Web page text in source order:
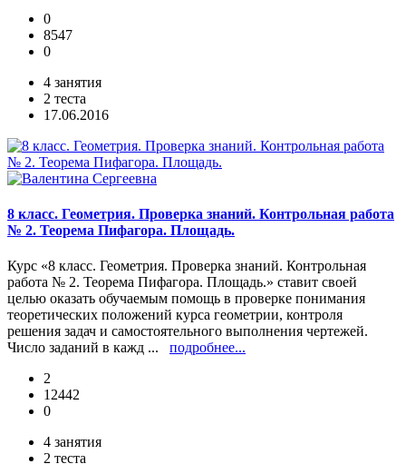
0
8547
0
4 занятия
2 теста
17.06.2016
8 класс. Геометрия. Проверка знаний. Контрольная работа
№ 2. Теорема Пифагора. Площадь.
Курс «8 класс. Геометрия. Проверка знаний. Контрольная
работа № 2. Теорема Пифагора. Площадь.» ставит своей
целью оказать обучаемым помощь в проверке понимания
теоретических положений курса геометрии, контроля
решения задач и самостоятельного выполнения чертежей.
Число заданий в кажд ... подробнее...
2
12442
0
4 занятия
2 теста